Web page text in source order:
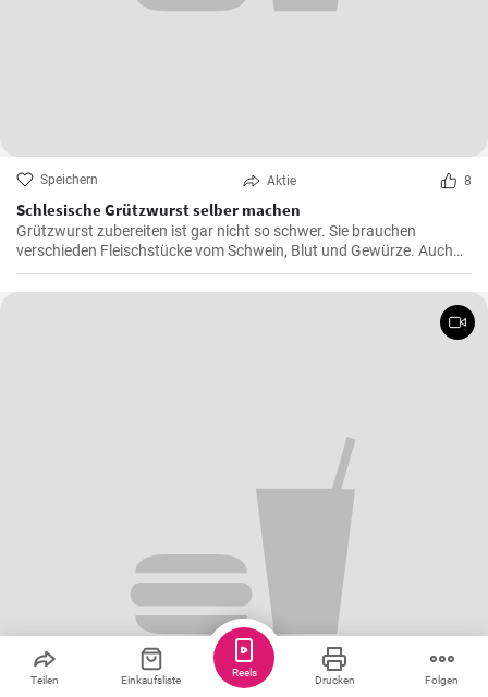
Speichern Aktie 8
Schlesische Grützwurst selber machen
Grützwurst zubereiten ist gar nicht so schwer. Sie brauchen
verschieden Fleischstücke vom Schwein, Blut und Gewürze. Auch
das klassische DDR Gericht Tote Oma wird mit Grützwurst
zubereitet. Die Grütze (aus Getreide) bindet die Wurst .
Teilen Einkaufsliste Drucken Folgen
Reels